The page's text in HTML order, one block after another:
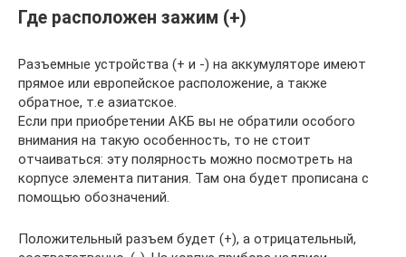
Где расположен зажим (+)
Разъемные устройства (+ и -) на аккумуляторе имеют
прямое или европейское расположение, а также
обратное, т.е азиатское.
Если при приобретении АКБ вы не обратили особого
внимания на такую особенность, то не стоит
отчаиваться: эту полярность можно посмотреть на
корпусе элемента питания. Там она будет прописана с
помощью обозначений.
Положительный разъем будет (+), а отрицательный,